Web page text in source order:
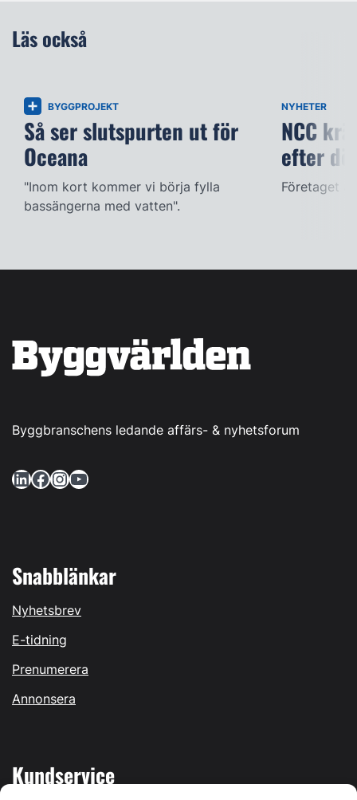
Läs också
BYGGPROJEKT
Så ser slutspurten ut för
Oceana
"Inom kort kommer vi börja fylla
bassängerna med vatten".
NYHETER
NCC
efter
Företaget
Byggbranschens ledande affärs- & nyhetsforum
LinkedIn Facebook InstagramYouTube
Snabblänkar
Nyhetsbrev
E-tidning
Prenumerera
Annonsera
Kundservice